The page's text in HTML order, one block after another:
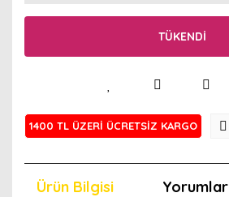
TÜKENDİ
1400 TL ÜZERİ ÜCRETSİZ KARGO
Ürün Bilgisi Yorumlar